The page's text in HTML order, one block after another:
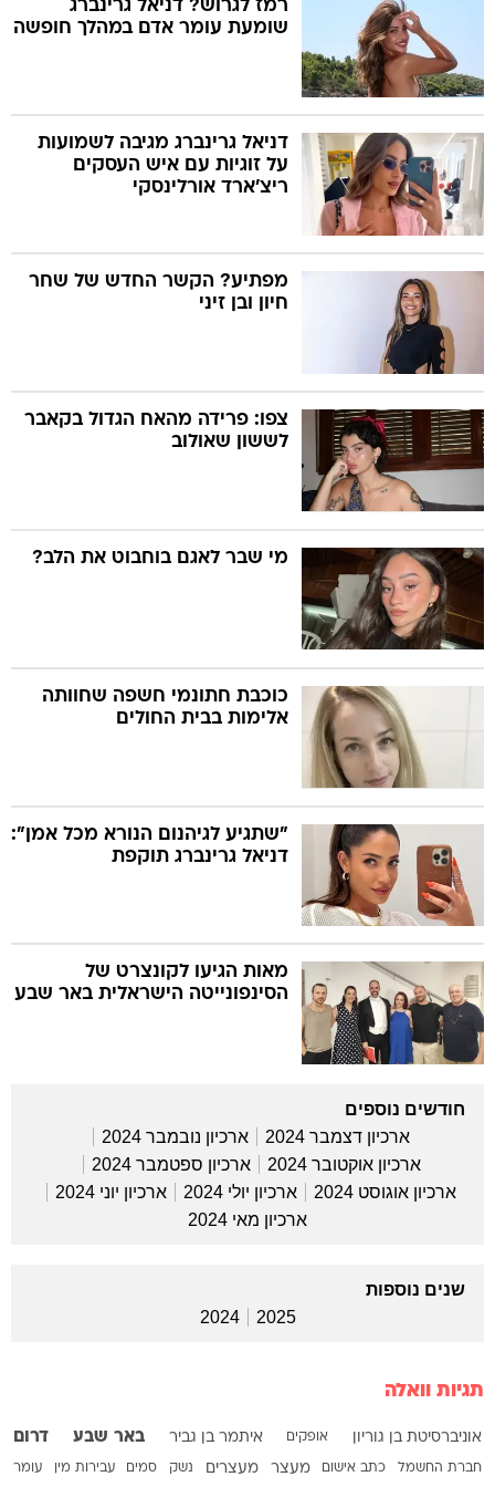
רמז לגרוש? דניאל גרינברג
שומעת עומר אדם במהלך חופשה
דניאל גרינברג מגיבה לשמועות
על זוגיות עם איש העסקים
ריצ'ארד אורלינסקי
מפתיע? הקשר החדש של שחר
חיון ובן זיני
צפו: פרידה מהאח הגדול בקאבר
לששון שאולוב
מי שבר לאגם בוחבוט את הלב?
כוכבת חתונמי חשפה שחוותה
אלימות בבית החולים
"שתגיע לגיהנום הנורא מכל אמן":
דניאל גרינברג תוקפת
מאות הגיעו לקונצרט של
הסינפונייטה הישראלית באר שבע
חודשים נוספים
ארכיון דצמבר 2024
ארכיון נובמבר 2024
ארכיון אוקטובר 2024
ארכיון ספטמבר 2024
ארכיון אוגוסט 2024
ארכיון יולי 2024
ארכיון יוני 2024
ארכיון מאי 2024
שנים נוספות
2025
2024
תגיות וואלה
אוניברסיטת בן גוריון אופקים איתמר בן גביר באר שבע דרום
חברת החשמל כתב אישום מעצר מעצרים נשק סמים עבירות מין עומר